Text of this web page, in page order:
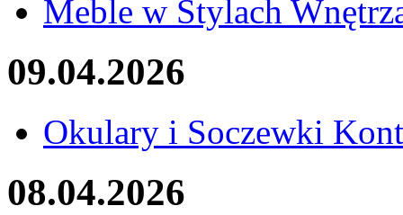
Meble w Stylach
09.04.2026
Okulary i Soczewki
08.04.2026